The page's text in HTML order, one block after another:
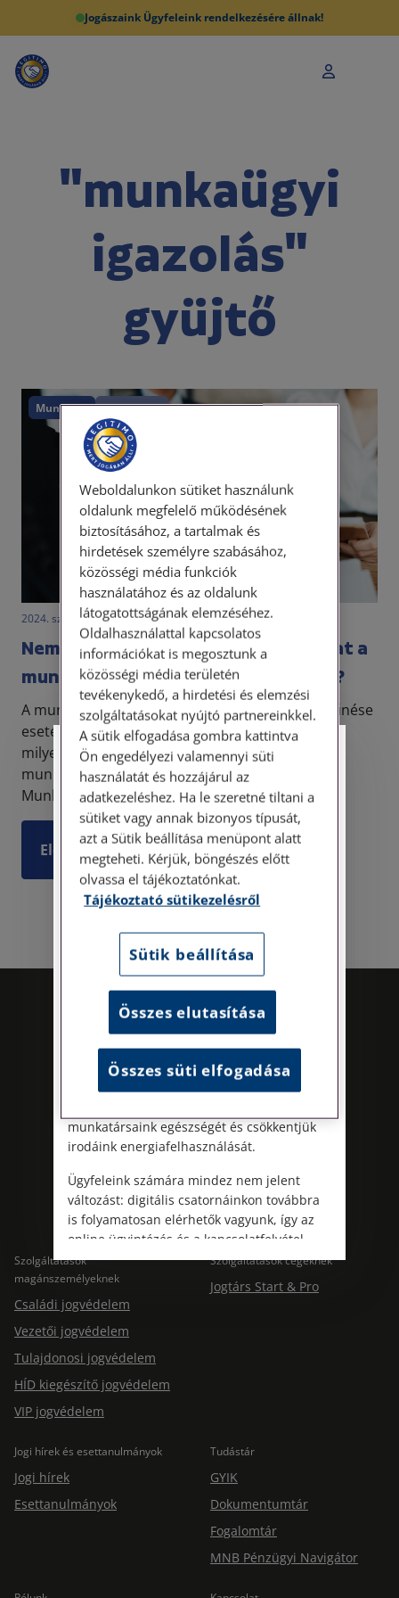
Jogászaink Ügyfeleink rendelkezésére állnak!
"munkaügyi
igazolás"
gyüjtő
Munkajog Felmondás
2024. szeptember 4. • LegitiMoadmin
Nem kaptam meg a kilépő papírjaimat a
munkaviszony végén – mit tehetek?
A munkaviszony bármely okból történő megszűnése
esetén a Munka Törvénykönyve részletezi, hogy
milyen kötelezettségei vannak mind a
munkáltatónak, mind a munkavállalónak.
Munkáltatói oldalon az egyi...
Elolvasom
Kövess minket!
Szolgáltatások
magánszemélyeknek
Családi jogvédelem
Vezetői jogvédelem
Tulajdonosi jogvédelem
HÍD kiegészítő jogvédelem
VIP jogvédelem
Szolgáltatások cégeknek
Jogtárs Start & Pro
Jogi hírek és esettanulmányok
Jogi hírek
Esettanulmányok
Tudástár
GYIK
Dokumentumtár
Fogalomtár
MNB Pénzügyi Navigátor
Személyes ügyfélfogadás
Tisztelt Ügyfeleink!
Személyes ügyfélszolgálatunk telefonon
történő előzetes időpontegyeztetés után,
szerdai napokon érhető el.
Címünk: 1087 Budapest, Hungária körút
útmutatónk a Kapcsolat – Elérhetőségeink
menüpont alatt érhető el.
Az energiatudatos és fenntartható
működés iránti elkötelezettségünk
részeként augusztus 8-án, szombaton
irodamentes, home office munkanapot
tartunk. A rendkívüli hőségre és az
energiaellátási rendszer terhelésére
munkatársaink egészségét és csökkentjük
irodáink energiafelhasználását.
Ügyfeleink számára mindez nem jelent
változást: digitális csatornáinkon továbbra
is folyamatosan elérhetők vagyunk, így az
online ügyintézés és a kapcsolatfelvétel
változatlanul biztosított.
Weboldalunkon sütiket használunk
oldalunk megfelelő működésének
biztosításához, a tartalmak és
hirdetések személyre szabásához,
közösségi média funkciók
használatához és az oldalunk
látogatottságának elemzéséhez.
Oldalhasználattal kapcsolatos
információkat is megosztunk a
közösségi média területén
tevékenykedő, a hirdetési és elemzési
szolgáltatásokat nyújtó partnereinkkel.
A sütik elfogadása gombra kattintva
Ön engedélyezi valamennyi süti
használatát és hozzájárul az
adatkezeléshez. Ha le szeretné tiltani a
sütiket vagy annak bizonyos típusát,
azt a Sütik beállítása menüpont alatt
megteheti. Kérjük, böngészés előtt
olvassa el tájékoztatónkat.
Tájékoztató sütikezelésről
Sütik beállítása
Összes elutasítása
Összes süti elfogadása